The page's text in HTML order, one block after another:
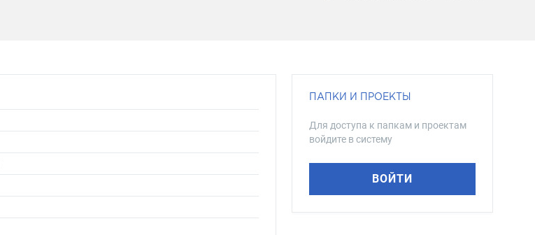
ПАПКИ И ПРОЕКТЫ
Для доступа к папкам и проектам
войдите в систему
ВОЙТИ